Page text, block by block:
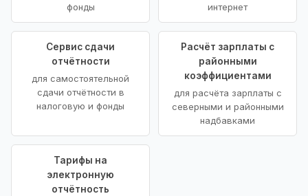
фонды
интернет
Сервис сдачи
отчётности
для самостоятельной
сдачи отчётности в
налоговую и фонды
Расчёт зарплаты с
районными
коэффициентами
для расчёта зарплаты с
северными и районными
надбавками
Тарифы на
электронную
отчётность